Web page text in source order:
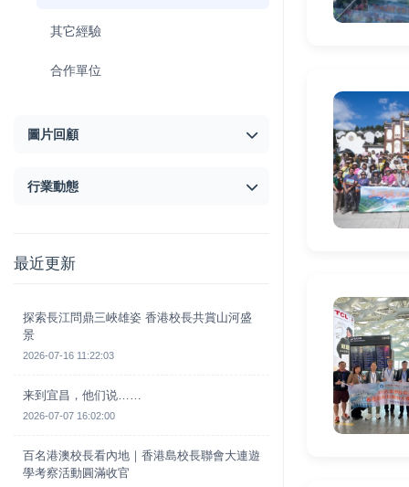
其它經驗
合作單位
圖片回顧
行業動態
最近更新
探索長江問鼎三峽雄姿 香港校長共賞山河盛
景
2026-07-16 11:22:03
来到宜昌，他们说……
2026-07-07 16:02:00
百名港澳校長看內地｜香港島校長聯會大連遊
學考察活動圓滿收官